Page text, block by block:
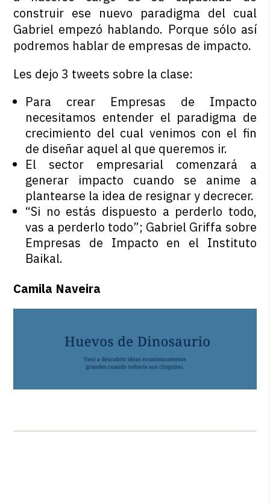
construir ese nuevo paradigma del cual
Gabriel empezó hablando. Porque sólo así
podremos hablar de empresas de impacto.
Les dejo 3 tweets sobre la clase:
Para crear Empresas de Impacto
necesitamos entender el paradigma de
crecimiento del cual venimos con el fin
de diseñar aquel al que queremos ir.
El sector empresarial comenzará a
generar impacto cuando se anime a
plantearse la idea de resignar y decrecer.
“Si no estás dispuesto a perderlo todo,
vas a perderlo todo”; Gabriel Griffa sobre
Empresas de Impacto en el Instituto
Baikal.
Camila Naveira